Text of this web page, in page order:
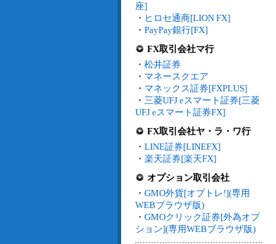
座]
・ ヒロセ通商[LION FX]
・ PayPay銀行[FX]
FX取引会社マ行
・ 松井証券
・ マネースクエア
・ マネックス証券[FXPLUS]
・ 三菱UFJ eスマート証券[三菱
UFJ eスマート証券FX]
FX取引会社ヤ・ラ・ワ行
・ LINE証券[LINEFX]
・ 楽天証券[楽天FX]
オプション取引会社
・ GMO外貨[オプトレ!](専用
WEBブラウザ版)
・ GMOクリック証券[外為オプ
ション](専用WEBブラウザ版)